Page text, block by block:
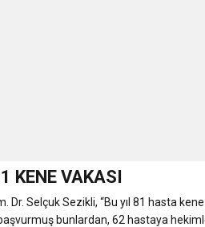
“Amasya’nın Gururları: Dereceye
Festivali
KENE VAKASI
Dr. Selçuk Sezikli, “Bu yıl 81 hasta kene
bunlardan, 62 hastaya